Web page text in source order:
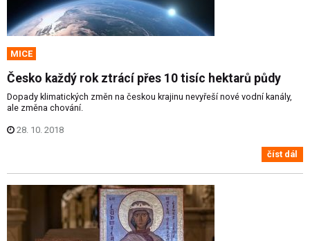
MICE
Česko každý rok ztrácí přes 10 tisíc hektarů půdy
Dopady klimatických změn na českou krajinu nevyřeší nové vodní kanály,
ale změna chování.
28. 10. 2018
číst dál